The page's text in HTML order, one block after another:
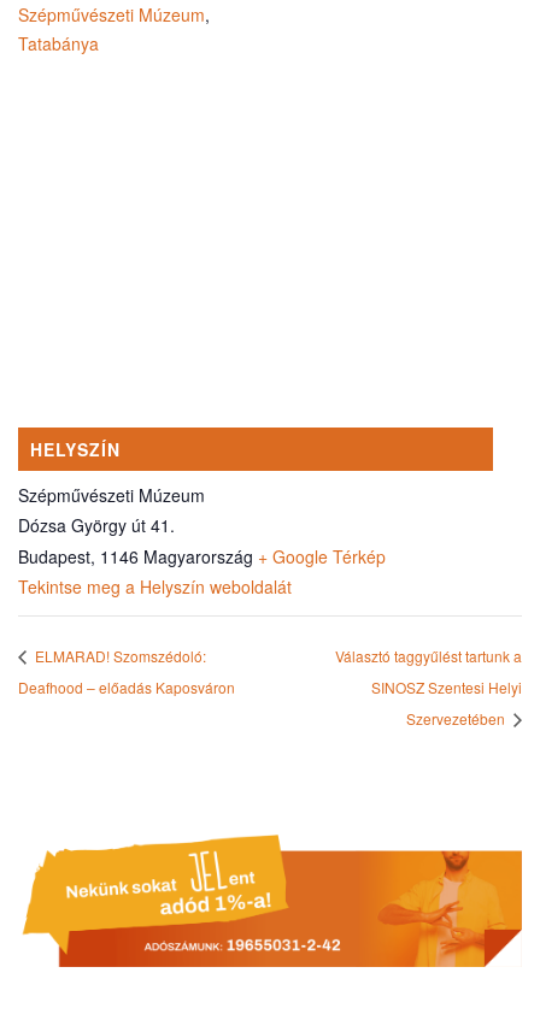
Szépművészeti Múzeum,
Tatabánya
HELYSZÍN
Szépművészeti Múzeum
Dózsa György út 41.
Budapest, 1146 Magyarország + Google Térkép
Tekintse meg a Helyszín weboldalát
ELMARAD! Szomszédoló:
Deafhood – előadás Kaposváron
Választó taggyűlést tartunk a
SINOSZ Szentesi Helyi
Szervezetében